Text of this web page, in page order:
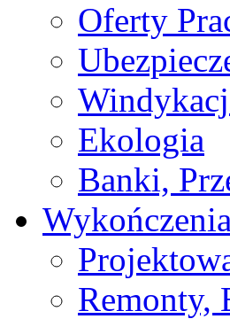
Oferty
Ekologia
Banki,
Wykończenia
Remonty,